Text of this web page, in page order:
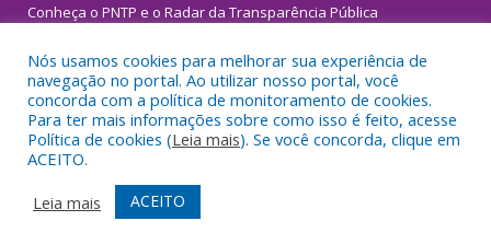
Conheça o PNTP e o Radar da Transparência Pública
Todos os direitos reservados a Prefeitura Municipal de
Inhangapi.
Mapa do Site
Acessar Área Administrativa
Acessar Webmail
Nós usamos cookies para melhorar sua experiência de
navegação no portal. Ao utilizar nosso portal, você
concorda com a política de monitoramento de cookies.
Para ter mais informações sobre como isso é feito, acesse
Política de cookies (Leia mais). Se você concorda, clique em
ACEITO.
Leia mais
ACEITO